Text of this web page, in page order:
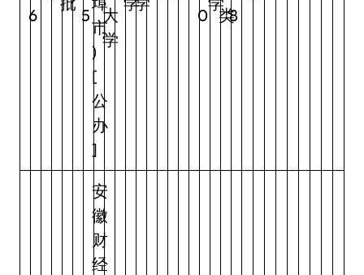
6
5
市
)
[
公
办
]
大
学
0 类8
安
徽
财
经